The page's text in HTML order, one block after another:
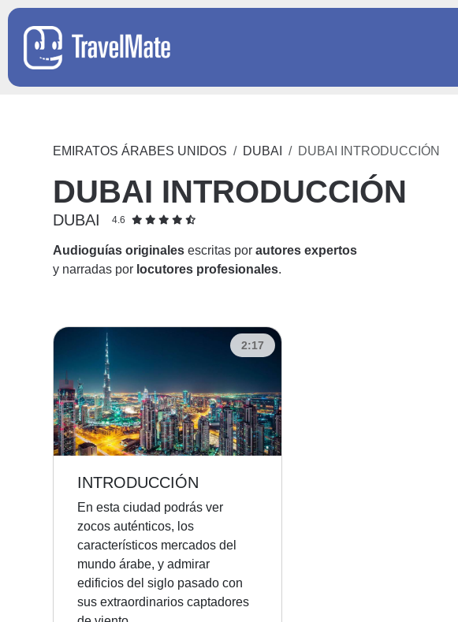
EMIRATOS ÁRABES UNIDOS DUBAI DUBAI INTRODUCCIÓN
DUBAI INTRODUCCIÓN
DUBAI 4.6
Audioguías originales escritas porautores expertos
y narradas por locutores profesionales.
2:17
INTRODUCCIÓN
En esta ciudad podrás ver
zocos auténticos, los
característicos mercados del
mundo árabe, y admirar
edificios del siglo pasado con
sus extraordinarios captadores